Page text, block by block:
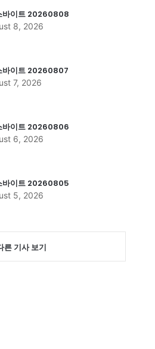
바이트 20260808
8, 2026
바이트 20260807
7, 2026
바이트 20260806
6, 2026
바이트 20260805
5, 2026
른 기사 보기